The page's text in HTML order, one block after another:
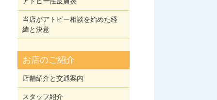
当店がアトピー相談を始めた経
緯と決意
お店のご紹介
店舗紹介と交通案内
スタッフ紹介